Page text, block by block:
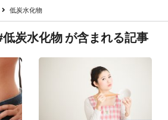
低炭水化物
炭水化物 が含まれる記事